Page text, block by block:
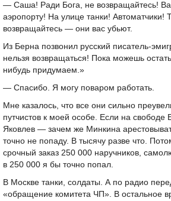
— Саша! Ради Бога, не возвращайтесь!
аэропорту! На улице танки! Автоматчики!
возвращайтесь — они вас убьют.
Из Берна позвонил русский писатель-
нельзя возвращаться! Пока можешь
нибудь придумаем.»
— Спасибо. Я могу поваром работать.
Мне казалось, что все они сильно
путчистов к моей особе. Если на свободе
Яковлев — зачем же Минкина
точно не попаду. В тысячу разве что.
срочный заказ 250 000 наручников,
в 250 000 я бы точно попал.
В Москве танки, солдаты. А по радио
«обращение комитета ЧП». В остальное